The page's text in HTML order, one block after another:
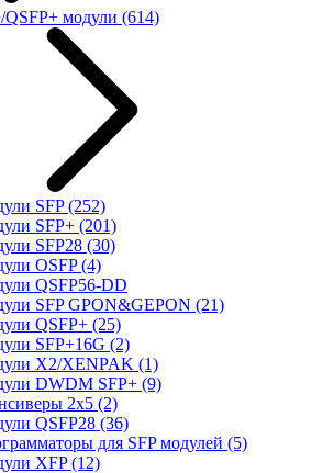
QSFP+ модули (614)
SFP(252)
SFP+ (201)
SFP28 (30)
OSFP(4)
QSFP56-DD
SFP GPON&GEPON (21)
QSFP+ (25)
SFP+16G (2)
X2/XENPAK (1)
DWDM SFP+ (9)
2x5 (2)
QSFP28 (36)
для SFP модулей (5)
XFP(12)